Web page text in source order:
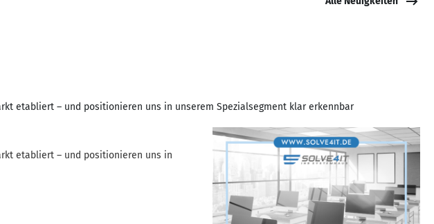
etabliert – und positionieren uns in unserem Spezialsegment klar erkennbar
etabliert – und positionieren uns in